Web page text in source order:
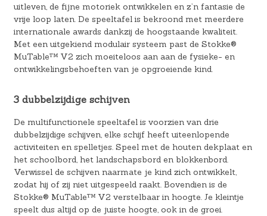
uitleven, de fijne motoriek ontwikkelen en z’n fantasie de
vrije loop laten. De speeltafel is bekroond met meerdere
internationale awards dankzij de hoogstaande kwaliteit.
Met een uitgekiend modulair systeem past de Stokke®
MuTable™ V2 zich moeiteloos aan aan de fysieke- en
ontwikkelingsbehoeften van je opgroeiende kind.
3 dubbelzijdige schijven
De multifunctionele speeltafel is voorzien van drie
dubbelzijdige schijven, elke schijf heeft uiteenlopende
activiteiten en spelletjes. Speel met de houten dekplaat en
het schoolbord, het landschapsbord en blokkenbord.
Verwissel de schijven naarmate je kind zich ontwikkelt,
zodat hij of zij niet uitgespeeld raakt. Bovendien is de
Stokke® MuTable™ V2 verstelbaar in hoogte. Je kleintje
speelt dus altijd op de juiste hoogte, ook in de groei.